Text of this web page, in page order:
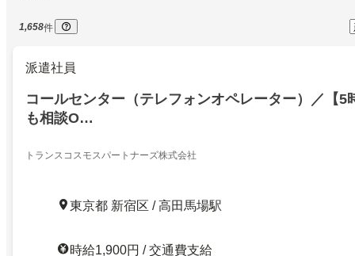
1,658件
派遣社員
コールセンター（テレフォンオペレーター）／【5
も相談O…
トランスコスモスパートナーズ株式会社
東京都 新宿区 / 高田馬場駅
時給1,900円 / 交通費支給